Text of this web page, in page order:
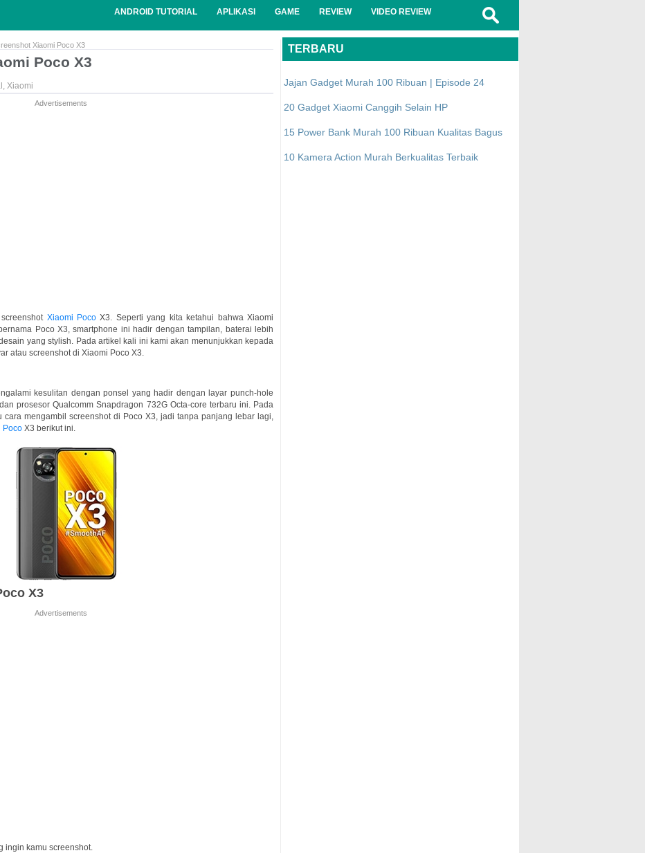
ANDROID TUTORIAL APLIKASI GAME REVIEW VIDEO REVIEW
Xiaomi Poco X3
Poco X3
, Xiaomi
Advertisements
Xiaomi PocoX3. Seperti yang kita ketahui bahwa Xiaomi
Poco X3, smartphone ini hadir dengan tampilan, baterai lebih
yang stylish. Pada artikel kali ini kami akan menunjukkan kepada
atau screenshot di Xiaomi Poco X3.
kesulitan dengan ponsel yang hadir dengan layar punch-hole
prosesor Qualcomm Snapdragon 732G Octa-core terbaru ini. Pada
cara mengambil screenshot di Poco X3, jadi tanpa panjang lebar lagi,
Poco X3 berikut ini.
X3
Advertisements
ingin kamu screenshot.
TERBARU
Jajan Gadget Murah 100 Ribuan | Episode 24
20 Gadget Xiaomi Canggih Selain HP
15 Power Bank Murah 100 Ribuan Kualitas Bagus
10 Kamera Action Murah Berkualitas Terbaik